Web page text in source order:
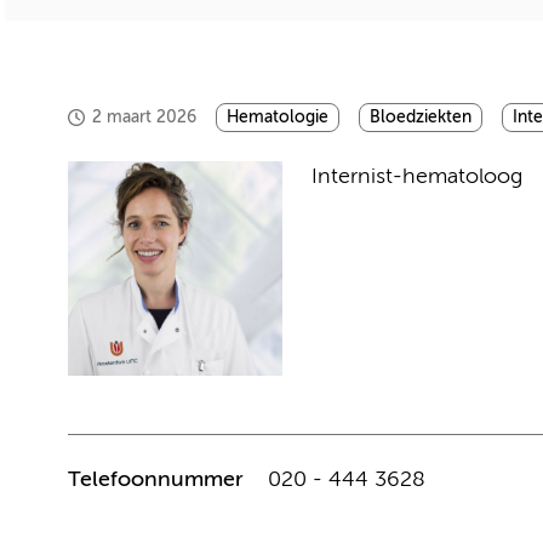
2 maart 2026 Hematologie Bloedziekten
Internist-hematoloog
Telefoonnummer 020 - 444 3628